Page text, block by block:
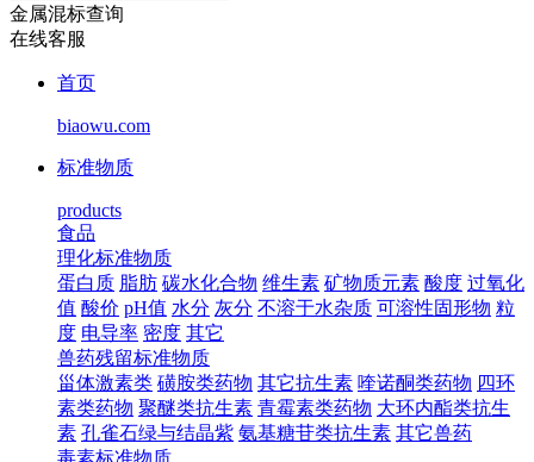
金属混标查询
在线客服
首页
biaowu.com
标准物质
products
食品
理化标准物质
蛋白质 脂肪 碳水化合物 维生素 矿物质元素 酸度 过氧化
值 酸价 pH值 水分 灰分 不溶于水杂质 可溶性固形物 粒
度 电导率 密度 其它
兽药残留标准物质
甾体激素类 磺胺类药物 其它抗生素 喹诺酮类药物 四环
素类药物 聚醚类抗生素 青霉素类药物 大环内酯类抗生
素 孔雀石绿与结晶紫 氨基糖苷类抗生素 其它兽药
毒素标准物质